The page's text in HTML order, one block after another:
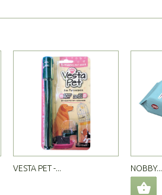
VESTA PET -... NOBBY...